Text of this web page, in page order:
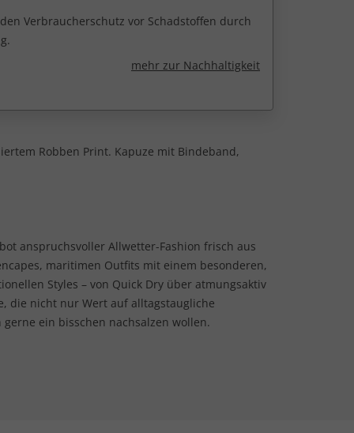
Verbraucherschutz vor Schadstoffen durch
mehr zur Nachhaltigkeit
Robben Print. Kapuze mit Bindeband,
anspruchsvoller Allwetter-Fashion frisch aus
maritimen Outfits mit einem besonderen,
Styles – von Quick Dry über atmungsaktiv
die nicht nur Wert auf alltagstaugliche
ein bisschen nachsalzen wollen.